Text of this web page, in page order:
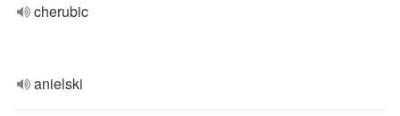
cherubic
anielski